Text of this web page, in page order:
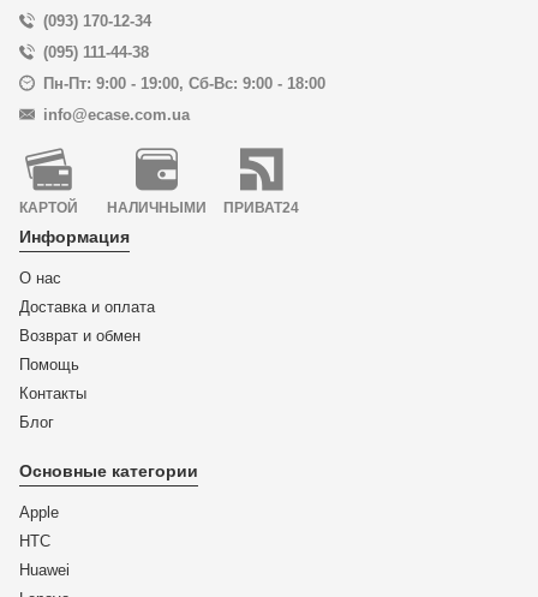
(093) 170-12-34
(095) 111-44-38
Пн-Пт: 9:00 - 19:00, Сб-Вс: 9:00 - 18:00
info@ecase.com.ua
КАРТОЙ НАЛИЧНЫМИ ПРИВАТ24
Информация
О нас
Доставка и оплата
Возврат и обмен
Помощь
Контакты
Блог
Основные категории
Apple
HTC
Huawei